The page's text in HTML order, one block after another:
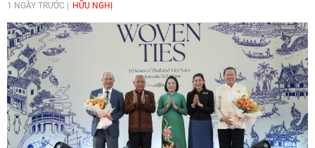
1 NGÀY TRƯỚC HỮU NGHỊ